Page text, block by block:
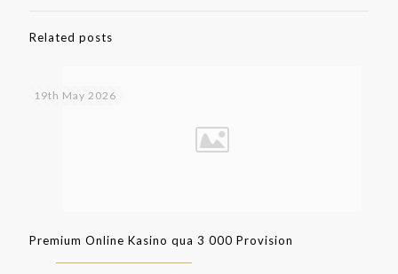
Related posts
19th May 2026
Premium Online Kasino qua 3 000 Provision